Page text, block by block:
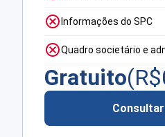
Informações do SPC
Quadro societário e
Gratuito(R$